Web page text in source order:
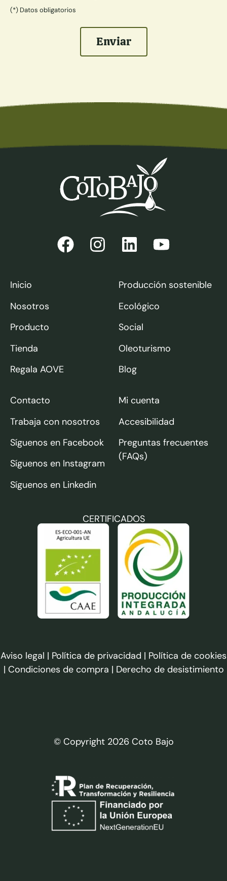
(*) Datos obligatorios
Enviar
Inicio
Nosotros
Producto
Tienda
Regala AOVE
Producción sostenible
Ecológico
Social
Oleoturismo
Blog
Contacto
Trabaja con nosotros
Síguenos en Facebook
Síguenos en Instagram
Síguenos en Linkedin
Mi cuenta
Accesibilidad
Preguntas frecuentes
(FAQs)
CERTIFICADOS
Aviso legal | Política de privacidad | Política de cookies
| Condiciones de compra | Derecho de desistimiento
© Copyright 2026 Coto Bajo